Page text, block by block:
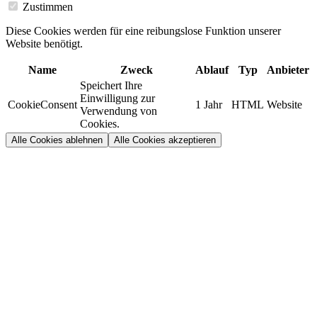
Zustimmen
Diese Cookies werden für eine reibungslose Funktion unserer
Website benötigt.
Name Zweck Ablauf Typ Anbieter
CookieConsent
Speichert Ihre
Einwilligung zur
Verwendung von
Cookies.
1 Jahr HTML Website
Alle Cookies ablehnen Alle Cookies akzeptieren